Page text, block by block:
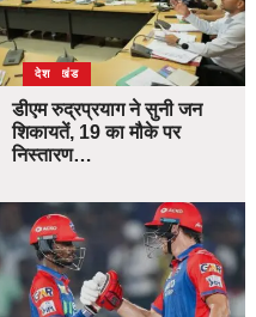
उत्तराखंड
देश
डीएम रुद्रप्रयाग ने सुनी जन
शिकायतें, 19 का मौके पर
निस्तारण…